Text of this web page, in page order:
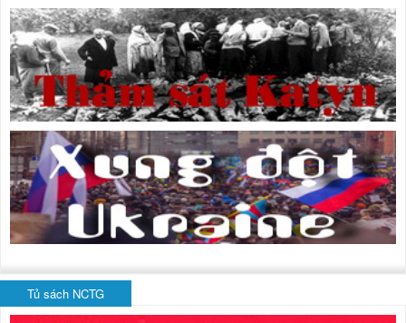
Tủ sách NCTG